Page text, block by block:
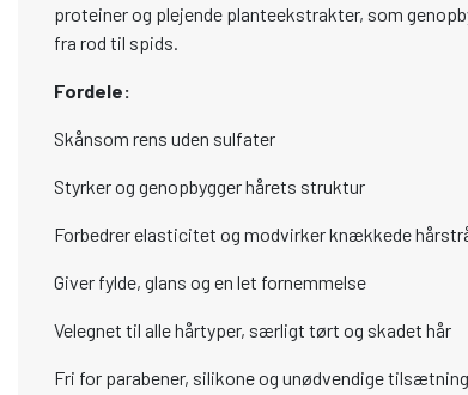
proteiner og plejende planteekstrakter, som
fra rod til spids.
Fordele:
Skånsom rens uden sulfater
Styrker og genopbygger hårets struktur
Forbedrer elasticitet og modvirker knækkede
Giver fylde, glans og en let fornemmelse
Velegnet til alle hårtyper, særligt tørt og skadet hår
Fri for parabener, silikone og unødvendige